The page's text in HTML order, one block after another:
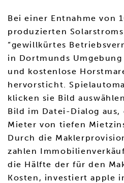
Bei einer Entnahme von
produzierten
“gewillkürtes
in Dortmunds
und kostenlose
hervorsticht.
klicken sie Bild
Bild im Datei-Dialog aus,
Mieter von tiefen
Durch die
zahlen
die Hälfte der für den
Kosten, investiert apple